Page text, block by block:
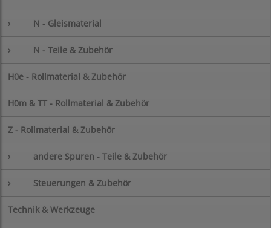
› N - Gleismaterial
› N - Teile & Zubehör
H0e - Rollmaterial & Zubehör
H0m & TT - Rollmaterial & Zubehör
Z - Rollmaterial & Zubehör
› andere Spuren - Teile & Zubehör
› Steuerungen & Zubehör
Technik & Werkzeuge